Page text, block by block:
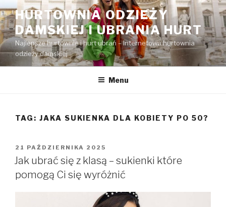
Przejdź
do
treści
HURTOWNIA ODZIEŻY
DAMSKIEJ I UBRANIA HURT
Najlepsze hurtownie i hurt ubrań – Internetowa hurtownia
odzieży damskiej
Menu
TAG: JAKA SUKIENKA DLA KOBIETY PO 50?
OPUBLIKOWANE
W
21 PAŹDZIERNIKA 2025
Jak ubrać się z klasą – sukienki które
pomogą Ci się wyróżnić